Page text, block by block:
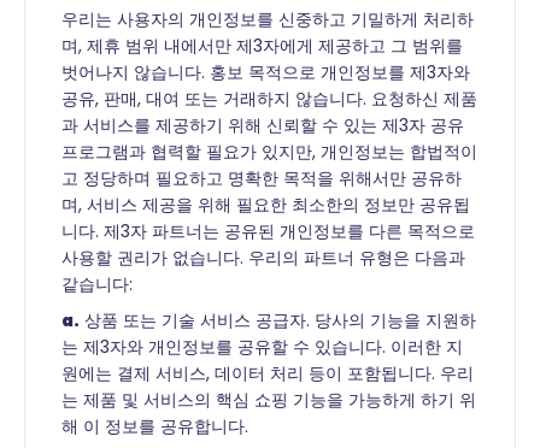
우리는 사용자의 개인정보를 신중하고 기밀하게 처리하
며, 제휴 범위 내에서만 제3자에게 제공하고 그 범위를
벗어나지 않습니다. 홍보 목적으로 개인정보를 제3자와
공유, 판매, 대여 또는 거래하지 않습니다. 요청하신 제품
과 서비스를 제공하기 위해 신뢰할 수 있는 제3자 공유
프로그램과 협력할 필요가 있지만, 개인정보는 합법적이
고 정당하며 필요하고 명확한 목적을 위해서만 공유하
며, 서비스 제공을 위해 필요한 최소한의 정보만 공유됩
니다. 제3자 파트너는 공유된 개인정보를 다른 목적으로
사용할 권리가 없습니다. 우리의 파트너 유형은 다음과
같습니다:
a. 상품 또는 기술 서비스 공급자. 당사의 기능을 지원하
는 제3자와 개인정보를 공유할 수 있습니다. 이러한 지
원에는 결제 서비스, 데이터 처리 등이 포함됩니다. 우리
는 제품 및 서비스의 핵심 쇼핑 기능을 가능하게 하기 위
해 이 정보를 공유합니다.